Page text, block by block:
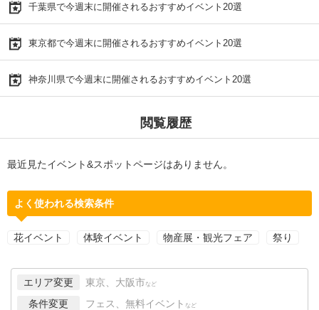
千葉県で今週末に開催されるおすすめイベント20選
東京都で今週末に開催されるおすすめイベント20選
神奈川県で今週末に開催されるおすすめイベント20選
閲覧履歴
最近見たイベント&スポットページはありません。
よく使われる検索条件
花イベント 体験イベント 物産展・観光フェア 祭り
エリア変更 東京、大阪市 など
条件変更 フェス、無料イベント など